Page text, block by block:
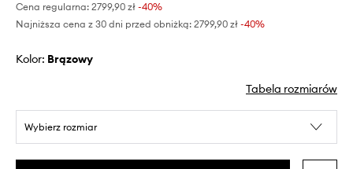
Cena regularna: 2799,90 zł -40%
Najniższa cena z 30 dni przed obniżką: 2799,90 zł -40%
Kolor: brązowy
Tabela rozmiarów
Wybierz rozmiar